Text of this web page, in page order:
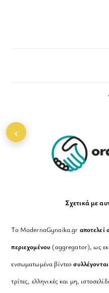
Σχετικά με
Το ModernaGynaika.gr αποτελεί
περιεχομένου (aggregator), ως εκ
ενσωματωμένα βίντεο
τρίτες, ελληνικές και μη,
‹